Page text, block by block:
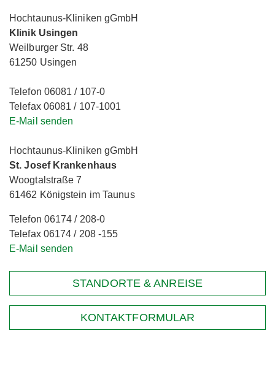
Hochtaunus-Kliniken gGmbH
Klinik Usingen
Weilburger Str. 48
61250 Usingen
Telefon 06081 / 107-0
Telefax 06081 / 107-1001
E-Mail senden
Hochtaunus-Kliniken gGmbH
St. Josef Krankenhaus
Woogtalstraße 7
61462 Königstein im Taunus
Telefon 06174 / 208-0
Telefax 06174 / 208 -155
E-Mail senden
STANDORTE & ANREISE
KONTAKTFORMULAR